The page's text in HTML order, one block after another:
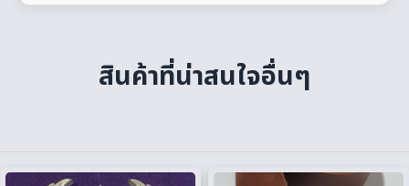
สินค้าที่น่าสนใจอื่นๆ